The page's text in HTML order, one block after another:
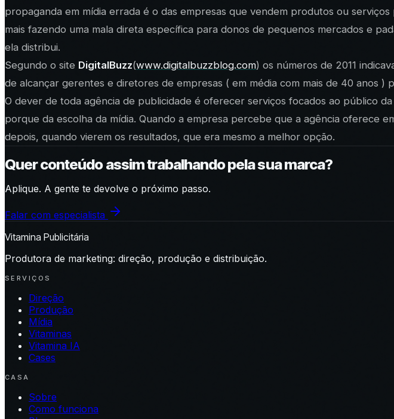
propaganda em mídia errada é o das empresas que vendem produtos ou
mais fazendo uma mala direta específica para donos de pequenos mercados e
ela distribui.
Segundo o site DigitalBuzz(www.digitalbuzzblog.com) os números de 2011
de alcançar gerentes e diretores de empresas ( em média com mais de 40 anos )
O dever de toda agência de publicidade é oferecer serviços focados ao público
porque da escolha da mídia. Quando a empresa percebe que a agência oferece
depois, quando vierem os resultados, que era mesmo a melhor opção.
Quer conteúdo assim trabalhando pela sua marca?
Aplique. A gente te devolve o próximo passo.
Falar com especialista
Vitamina Publicitária
Produtora de marketing: direção, produção e distribuição.
SERVIÇOS
Direção
Produção
Mídia
Vitaminas
Vitamina IA
Cases
CASA
Sobre
Como funciona